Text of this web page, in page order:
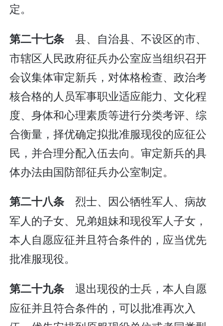
定。
第二十七条 县、自治县、不设区的市、
市辖区人民政府征兵办公室应当组织召开
会议集体审定新兵，对体格检查、政治考
核合格的人员军事职业适应能力、文化程
度、身体和心理素质等进行分类考评、综
合衡量，择优确定拟批准服现役的应征公
民，并合理分配入伍去向。审定新兵的具
体办法由国防部征兵办公室制定。
第二十八条 烈士、因公牺牲军人、病故
军人的子女、兄弟姐妹和现役军人子女，
本人自愿应征并且符合条件的，应当优先
批准服现役。
第二十九条 退出现役的士兵，本人自愿
应征并且符合条件的，可以批准再次入